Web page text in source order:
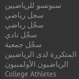
سبونسو للرياضيين
سجل رياضي
سجّل رياضي
سجّل نادي
سجّل جمعية
المتكررة لدى الرياضيين
الرياضيون الأولمبيون
College Athletes